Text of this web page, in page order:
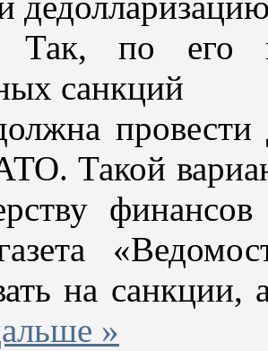
Так, по его
санкций
провести
Такой
финансов
на
»